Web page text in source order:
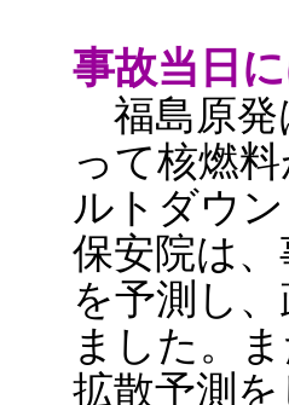
事故当日
福島原発
って核燃
ルトダウ
保安院は
を予測し
ました。
拡散予測